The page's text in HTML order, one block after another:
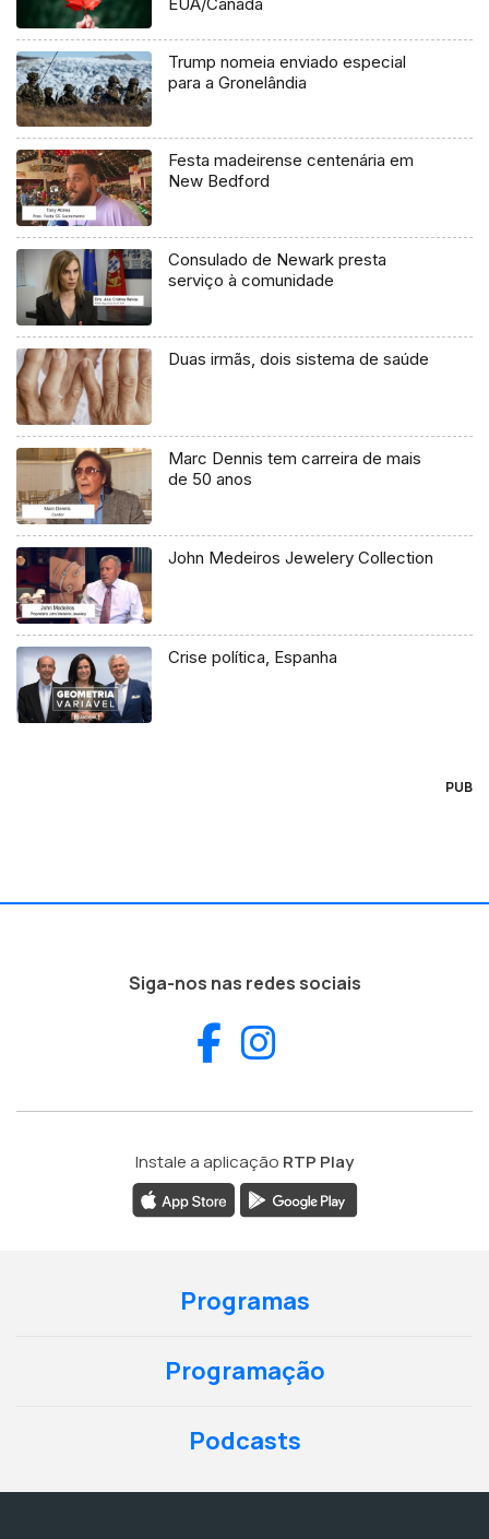
Trump nomeia enviado especial
para a Gronelândia
Festa madeirense centenária em
New Bedford
Consulado de Newark presta
serviço à comunidade
Duas irmãs, dois sistema de saúde
Marc Dennis tem carreira de mais
de 50 anos
John Medeiros Jewelery Collection
Crise política, Espanha
PUB
Siga-nos nas redes sociais
Facebook
Instale a aplicação RTP Play
Programas
Programação
Podcasts